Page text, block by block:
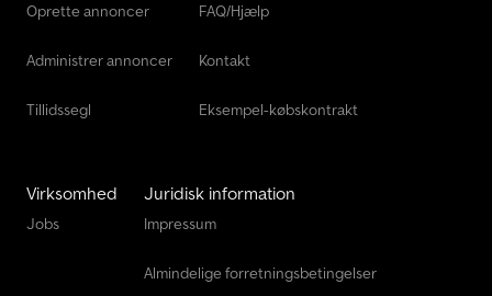
Oprette annoncer
Administrer annoncer
Tillidssegl
FAQ/Hjælp
Kontakt
Eksempel-købskontrakt
Virksomhed
Jobs
Juridisk information
Impressum
Almindelige forretningsbetingelser